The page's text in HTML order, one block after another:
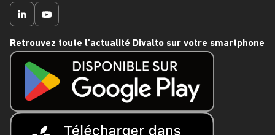
Retrouvez toute l'actualité Divalto sur votre smartphone